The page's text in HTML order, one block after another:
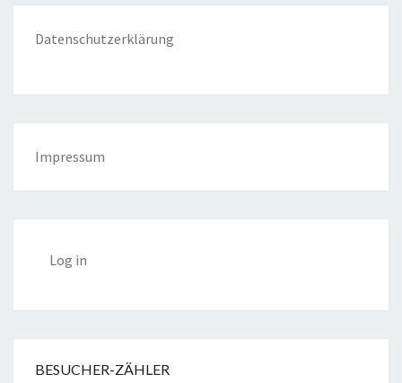
Datenschutzerklärung
Impressum
Log in
BESUCHER-ZÄHLER